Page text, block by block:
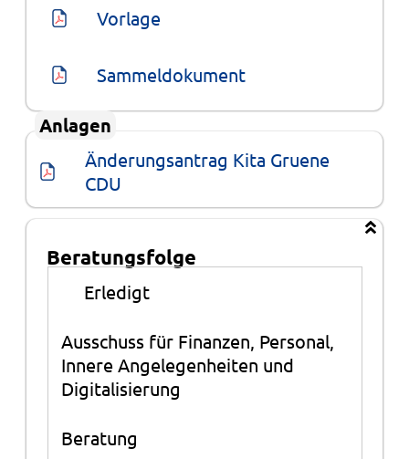
Vorlage
Sammeldokument
Anlagen
Änderungsantrag Kita Gruene
CDU
Beratungsfolge
Beratungsfolge
Erledigt
Ausschuss für Finanzen, Personal,
Innere Angelegenheiten und
Digitalisierung
Beratung